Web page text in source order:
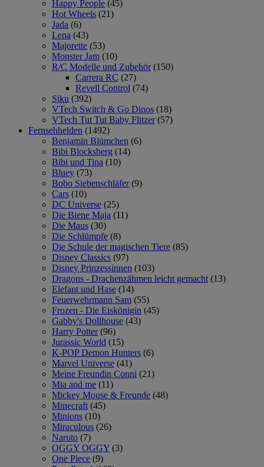
Happy People (45)
Hot Wheels (21)
Jada (6)
Lena (43)
Majorette (53)
Monster Jam (10)
R/C Modelle und Zubehör (150)
Carrera RC (27)
Revell Control (74)
Siku (392)
VTech Switch & Go Dinos (18)
VTech Tut Tut Baby Flitzer (57)
Fernsehhelden (1492)
Benjamin Blümchen (6)
Bibi Blocksberg (14)
Bibi und Tina (10)
Bluey (73)
Bobo Siebenschläfer (9)
Cars (10)
DC Universe (25)
Die Biene Maja (11)
Die Maus (30)
Die Schlümpfe (8)
Die Schule der magischen Tiere (85)
Disney Classics (97)
Disney Prinzessinnen (103)
Dragons - Drachenzähmen leicht gemacht (13)
Elefant und Hase (14)
Feuerwehrmann Sam (55)
Frozen - Die Eiskönigin (45)
Gabby's Dollhouse (43)
Harry Potter (96)
Jurassic World (15)
K-POP Demon Hunters (6)
Marvel Universe (41)
Meine Freundin Conni (21)
Mia and me (11)
Mickey Mouse & Freunde (48)
Minecraft (45)
Minions (10)
Miraculous (26)
Naruto (7)
OGGY OGGY (3)
One Piece (9)